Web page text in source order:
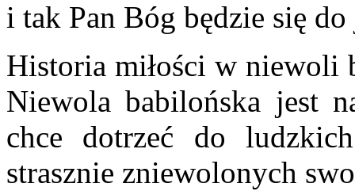
i tak Pan Bóg będzie się do
Historia miłości w niewoli
Niewola babilońska jest
chce dotrzeć do
strasznie zniewolonych